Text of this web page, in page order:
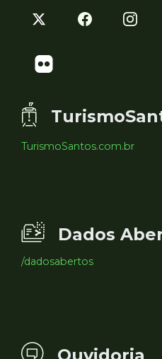
TurismoSantos.com.br
Dados
/dadosabertos